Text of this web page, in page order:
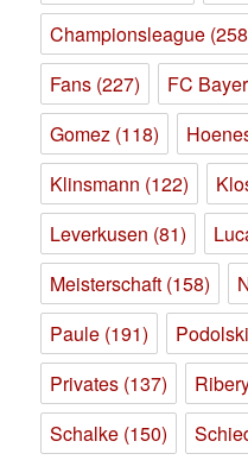
Championsleague
Fans (227) FC
Gomez (118)
Klinsmann (122)
Leverkusen (81)
Meisterschaft (158)
Paule (191) Podolski
Privates (137)
Schalke (150)